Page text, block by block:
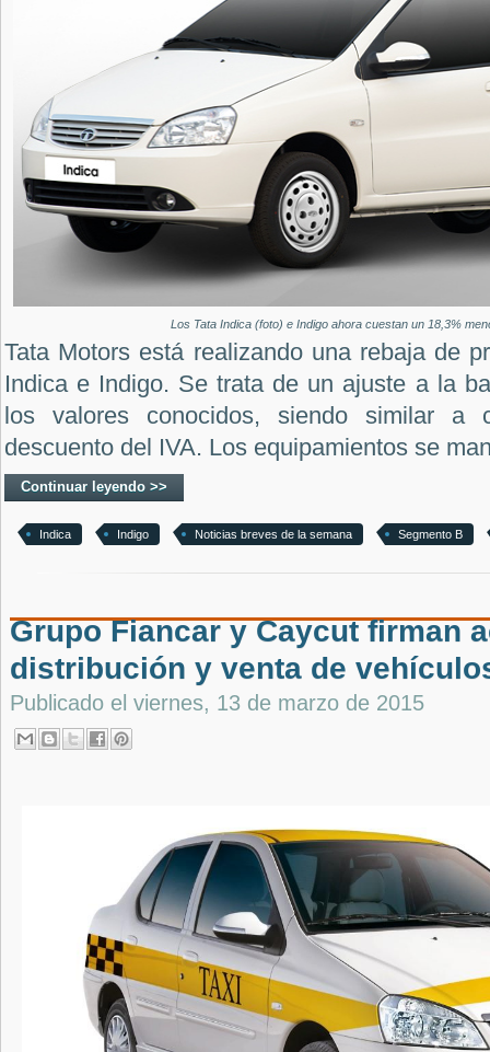
Los Tata Indica (foto) e Indigo ahora cuestan un 18,3%
Tata Motors está realizando una rebaja de
Indica e Indigo. Se trata de un ajuste a la
los valores conocidos, siendo similar a
descuento del IVA. Los equipamientos se
Continuar leyendo >>
Indica Indigo Noticias breves de la semana Segmento B
Grupo Fiancar y Caycut firman
distribución y venta de
Publicado el viernes, 13 de marzo de 2015